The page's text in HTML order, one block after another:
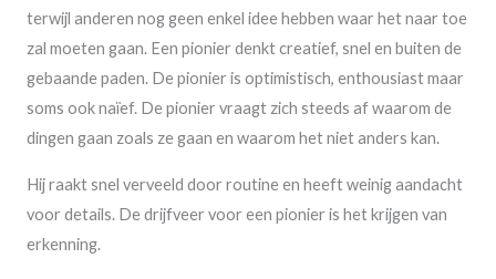
terwijl anderen nog geen enkel idee hebben waar het naar toe
zal moeten gaan. Een pionier denkt creatief, snel en buiten de
gebaande paden. De pionier is optimistisch, enthousiast maar
soms ook naïef. De pionier vraagt zich steeds af waarom de
dingen gaan zoals ze gaan en waarom het niet anders kan.
Hij raakt snel verveeld door routine en heeft weinig aandacht
voor details. De drijfveer voor een pionier is het krijgen van
erkenning.